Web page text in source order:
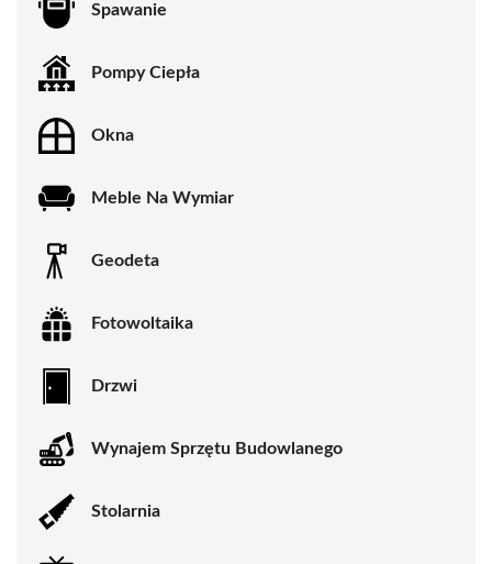
Spawanie
Pompy Ciepła
Okna
Meble Na Wymiar
Geodeta
Fotowoltaika
Drzwi
Wynajem Sprzętu Budowlanego
Stolarnia